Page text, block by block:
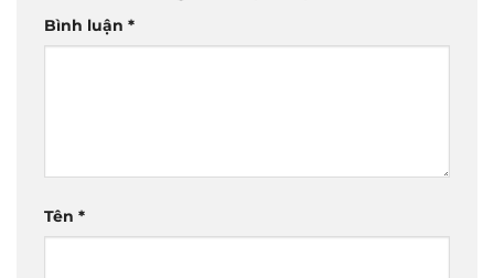
Bình luận *
Tên *